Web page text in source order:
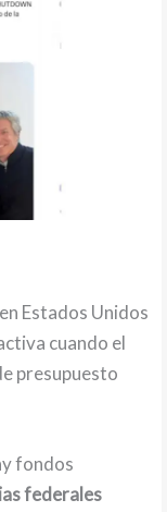
en Estados Unidos
cuando el
presupuesto
fondos
federales